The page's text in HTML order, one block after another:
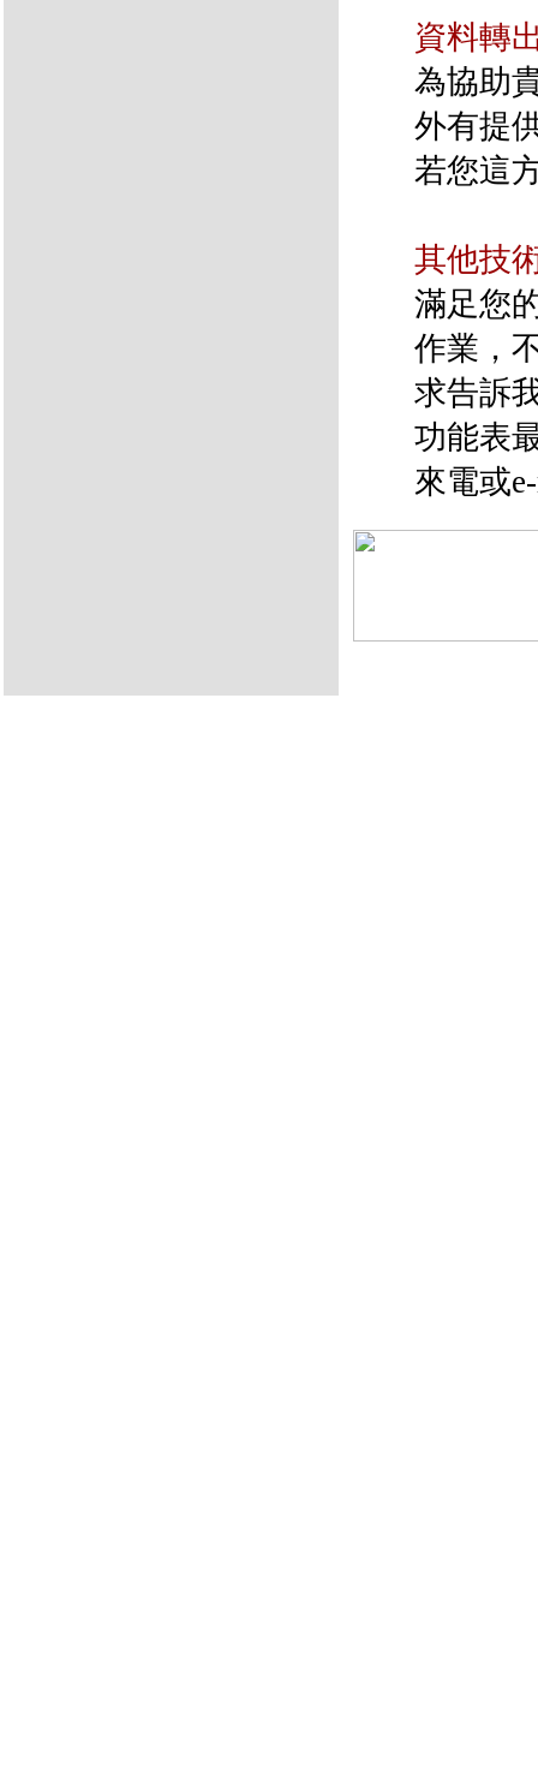
資料轉
為協助
外有提
若您這
其他技
滿足您
作業，
求告訴
功能表
來電或